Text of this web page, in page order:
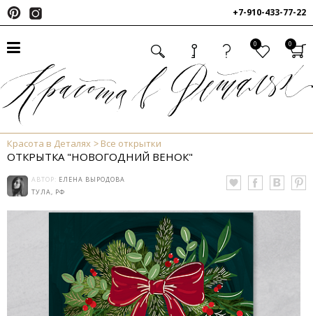
+7-910-433-77-22
0 0
Красота в Деталях Все открытки
ОТКРЫТКА "НОВОГОДНИЙ ВЕНОК"
АВТОР: ЕЛЕНА ВЫРОДОВА
ТУЛА, РФ